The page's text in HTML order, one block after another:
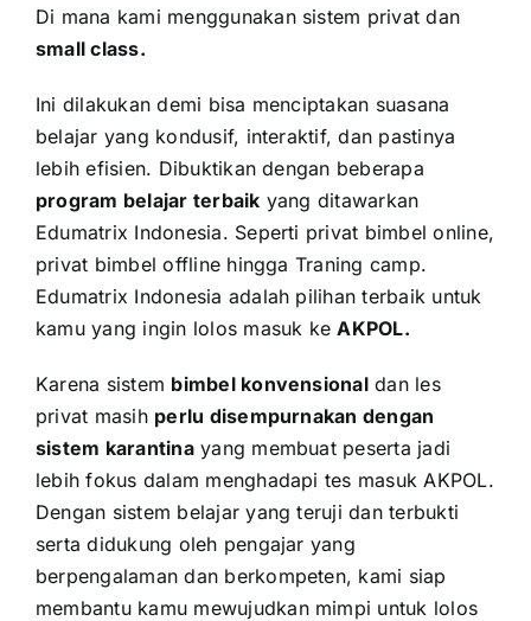
Di mana kami menggunakan sistem privat dan
small class.
Ini dilakukan demi bisa menciptakan suasana
belajar yang kondusif, interaktif, dan pastinya
lebih efisien. Dibuktikan dengan beberapa
program belajar terbaik yang ditawarkan
Edumatrix Indonesia. Seperti privat bimbel online,
privat bimbel offline hingga Traning camp.
Edumatrix Indonesia adalah pilihan terbaik untuk
kamu yang ingin lolos masuk keAKPOL.
Karena sistem bimbel konvensionaldan les
privat masih perlu disempurnakan dengan
sistem karantinayang membuat peserta jadi
lebih fokus dalam menghadapi tes masuk AKPOL.
Dengan sistem belajar yang teruji dan terbukti
serta didukung oleh pengajar yang
berpengalaman dan berkompeten, kami siap
membantu kamu mewujudkan mimpi untuk lolos